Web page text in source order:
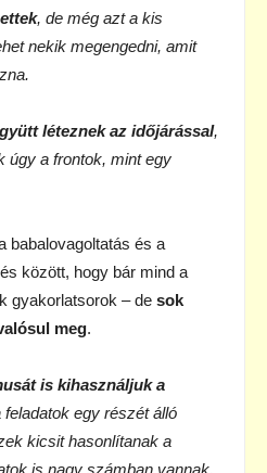
, de még azt a kis
nekik megengedni, amit
léteznek az időjárással,
úgy a frontok, mint egy
babalovagoltatás és a
között, hogy bár mind a
gyakorlatsorok – de sok
meg.
is kihasználjuk a
feladatok egy részét álló
kicsit hasonlítanak a
is nagy számban vannak,